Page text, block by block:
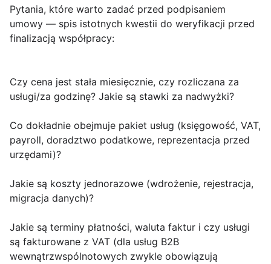
Pytania, które warto zadać przed podpisaniem
umowy — spis istotnych kwestii do weryfikacji przed
finalizacją współpracy:
Czy cena jest stała miesięcznie, czy rozliczana za
usługi/za godzinę? Jakie są stawki za nadwyżki?
Co dokładnie obejmuje pakiet usług (księgowość, VAT,
payroll, doradztwo podatkowe, reprezentacja przed
urzędami)?
Jakie są koszty jednorazowe (wdrożenie, rejestracja,
migracja danych)?
Jakie są terminy płatności, waluta faktur i czy usługi
są fakturowane z VAT (dla usług B2B
wewnątrzwspólnotowych zwykle obowiązują